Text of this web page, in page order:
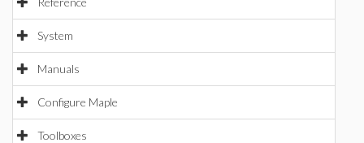
System
Manuals
Configure Maple
Toolboxes